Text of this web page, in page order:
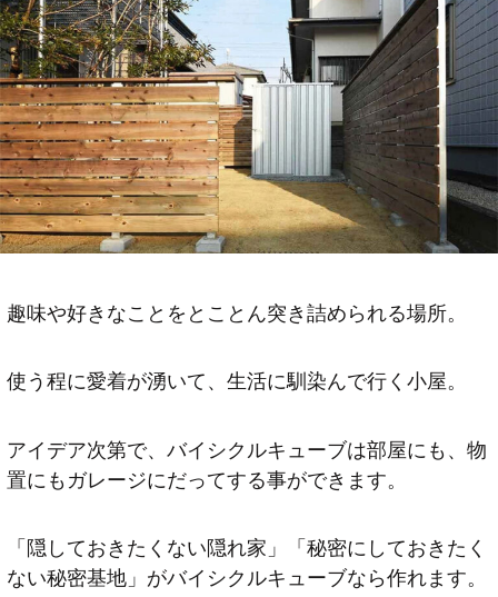
趣味や好きなことをとことん突き詰められる場所。
使う程に愛着が湧いて、生活に馴染んで行く小屋。
アイデア次第で、バイシクルキューブは部屋にも、物
置にもガレージにだってする事ができます。
「隠しておきたくない隠れ家」「秘密にしておきたく
ない秘密基地」がバイシクルキューブなら作れます。